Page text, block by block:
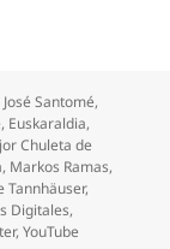
Santomé,
, Euskaraldia,
Chuleta de
, Markos Ramas,
Tannhäuser,
Digitales,
,YouTube